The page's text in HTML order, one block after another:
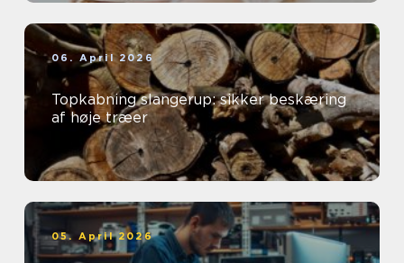
06. April 2026
Topkabning slangerup: sikker beskæring
af høje træer
05. April 2026